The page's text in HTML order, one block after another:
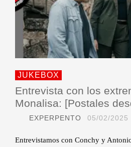
JUKEBOX
Entrevista con los
Monalisa: [Postales
EXPERPENTO 05/02/2025
Entrevistamos con Conchy y